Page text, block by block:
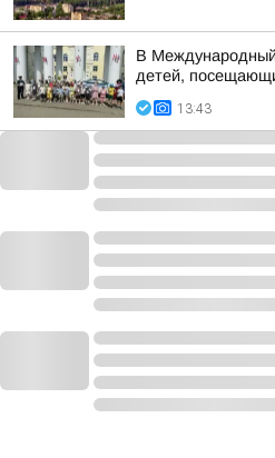
В Международный
детей,
13:43